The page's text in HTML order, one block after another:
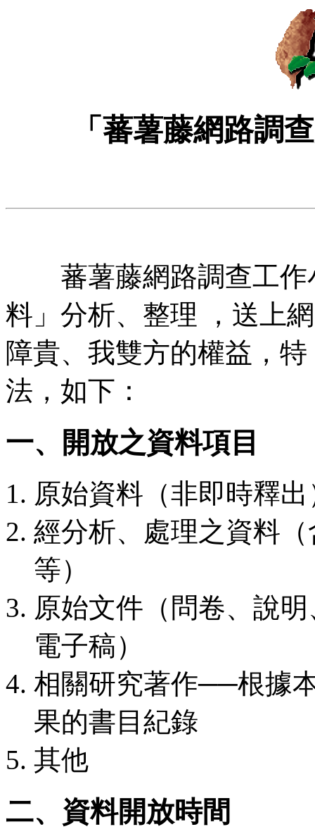
「蕃薯藤網路調
蕃薯藤網路調查工作
料」分析、整理 ，送上
障貴、我雙方的權益，
法，如下：
一、開放之資料項目
原始資料（非即時釋出
經分析、處理之資料
等）
原始文件（問卷、說
電子稿）
相關研究著作──根據
果的書目紀錄
其他
二、資料開放時間